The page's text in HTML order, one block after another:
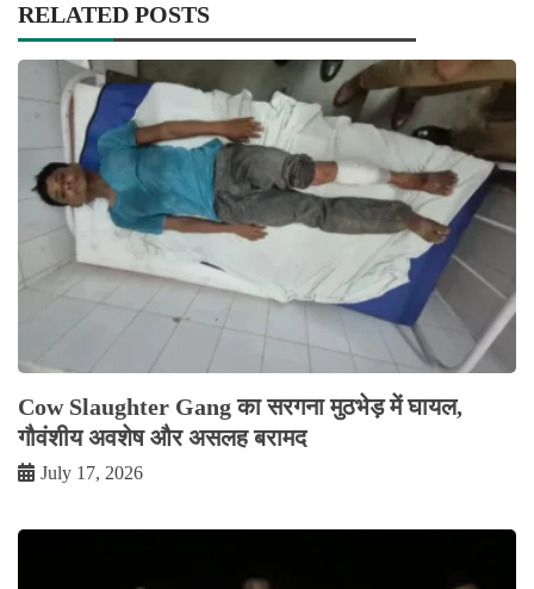
RELATED POSTS
Cow Slaughter Gang का सरगना मुठभेड़ में घायल,
गौवंशीय अवशेष और असलह बरामद
July 17, 2026